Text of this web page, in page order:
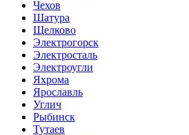
Чехов
Шатура
Щелково
Электрогорск
Электросталь
Электроугли
Яхрома
Ярославль
Углич
Рыбинск
Тутаев